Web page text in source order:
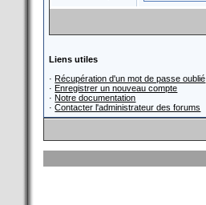
Liens utiles
·Récupération d'un mot de passe oublié
·Enregistrer un nouveau compte
·Notre documentation
·Contacter l'administrateur des forums